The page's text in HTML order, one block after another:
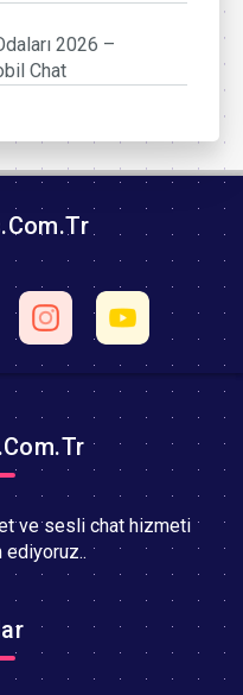
2026 –
Chat
ve sesli chat hizmeti
ediyoruz..